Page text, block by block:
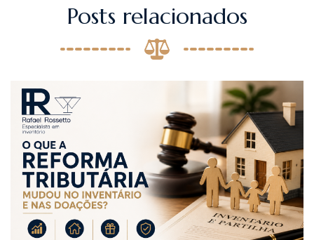
Posts relacionados